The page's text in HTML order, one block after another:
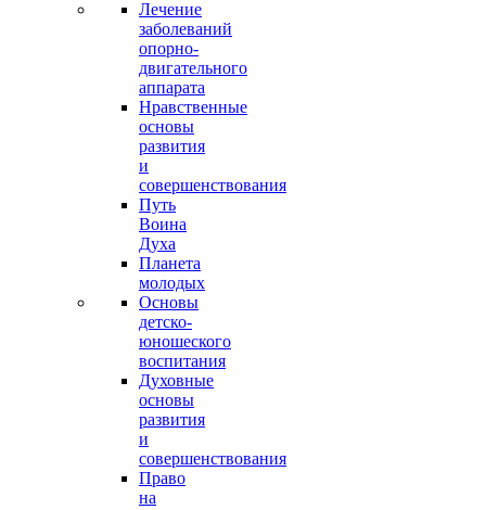
Лечение
заболеваний
опорно-
двигательного
аппарата
Нравственные
основы
развития
и
совершенствования
Путь
Воина
Духа
Планета
молодых
Основы
детско-
юношеского
воспитания
Духовные
основы
развития
и
совершенствования
Право
на